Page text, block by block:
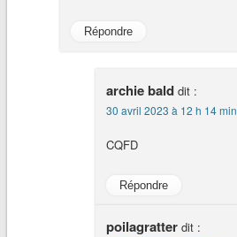
Répondre
archie bald dit :
30 avril 2023 à 12 h 14 min
CQFD
Répondre
poilagratter dit :